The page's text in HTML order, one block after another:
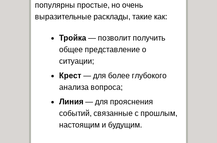
популярны простые, но очень
выразительные расклады, такие как:
Тройка — позволит получить
общее представление о
ситуации;
Крест — для более глубокого
анализа вопроса;
Линия — для прояснения
событий, связанные с прошлым,
настоящим и будущим.